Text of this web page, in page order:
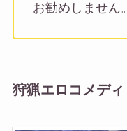
お勧めしません。
狩猟エロコメディ